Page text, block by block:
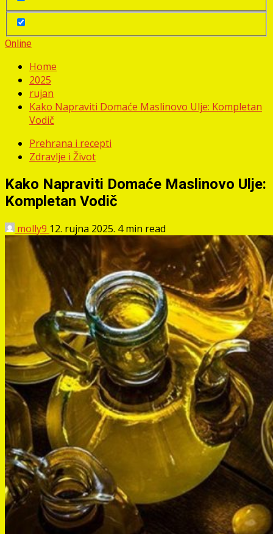
Online
Home
2025
rujan
Kako Napraviti Domaće Maslinovo Ulje: Kompletan
Vodič
Prehrana i recepti
Zdravlje i Život
Kako Napraviti Domaće Maslinovo Ulje:
Kompletan Vodič
molly9 12. rujna 2025. 4 min read